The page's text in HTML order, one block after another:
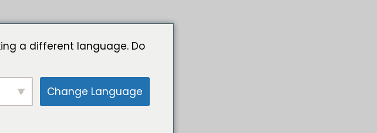
a different language. Do
Change Language